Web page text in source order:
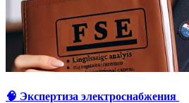
🧠 Экспертиза электроснабжения